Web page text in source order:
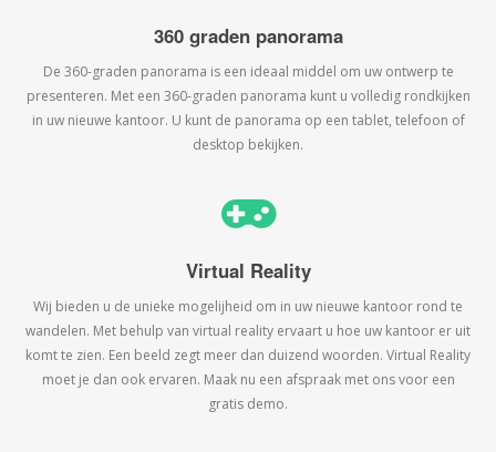
360 graden panorama
De 360-graden panorama is een ideaal middel om uw ontwerp te
presenteren. Met een 360-graden panorama kunt u volledig rondkijken
in uw nieuwe kantoor. U kunt de panorama op een tablet, telefoon of
desktop bekijken.
Virtual Reality
Wij bieden u de unieke mogelijheid om in uw nieuwe kantoor rond te
wandelen. Met behulp van virtual reality ervaart u hoe uw kantoor er uit
komt te zien. Een beeld zegt meer dan duizend woorden. Virtual Reality
moet je dan ook ervaren. Maak nu een afspraak met ons voor een
gratis demo.